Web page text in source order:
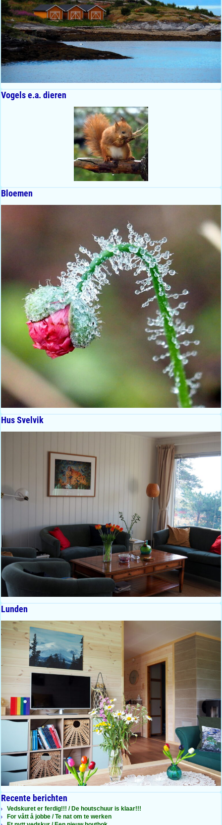
Vogels e.a. dieren
Bloemen
Hus Svelvik
Lunden
Recente berichten
Vedskuret er ferdig!!! / De houtschuur is klaar!!!
For vått å jobbe / Te nat om te werken